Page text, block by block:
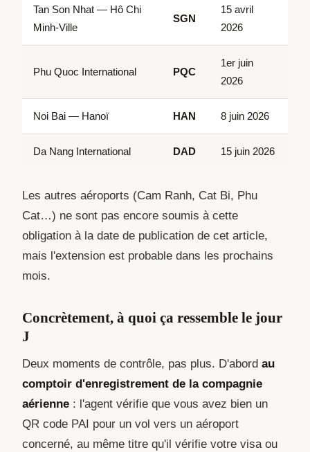
Tan Son Nhat — Hô Chi
Minh-Ville
SGN
15 avril
2026
Phu Quoc International PQC
1er juin
2026
Noi Bai — Hanoï HAN 8 juin 2026
Da Nang International DAD 15 juin 2026
Les autres aéroports (Cam Ranh, Cat Bi, Phu
Cat…) ne sont pas encore soumis à cette
obligation à la date de publication de cet article,
mais l'extension est probable dans les prochains
mois.
Concrètement, à quoi ça ressemble le jour
J
Deux moments de contrôle, pas plus. D'abord au
comptoir d'enregistrement de la compagnie
aérienne : l'agent vérifie que vous avez bien un
QR code PAI pour un vol vers un aéroport
concerné, au même titre qu'il vérifie votre visa ou